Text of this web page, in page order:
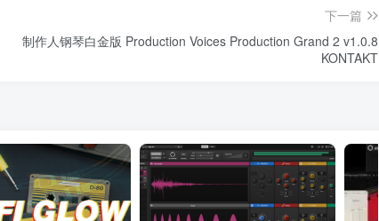
下一篇
制作人钢琴白金版 Production Voices Production Grand 2 v1.0.8
KONTAKT